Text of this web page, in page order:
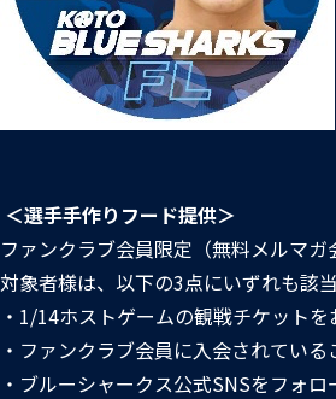
＜選手手作りフード提供＞
ファンクラブ会員限定（無料メルマ
対象者様は、以下の3点にいずれも該
・1/14ホストゲームの観戦チケット
・ファンクラブ会員に入会されている
・ブルーシャークス公式SNSをフォロ